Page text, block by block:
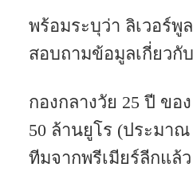
พร้อมระบุว่า ลิเวอร์พู
สอบถามข้อมูลเกี่ยวกั
กองกลางวัย 25 ปี ขอ
50 ล้านยูโร (ประมา
ทีมจากพรีเมียร์ลีกแล้